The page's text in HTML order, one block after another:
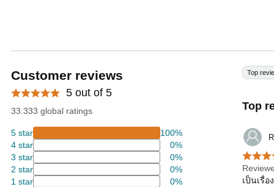
Customer reviews
5 out of 5
33.333 global ratings
5 star
100%
4 star
0%
3 star
0%
2 star
0%
1 star
0%
Top
Top
เป็นเรื่